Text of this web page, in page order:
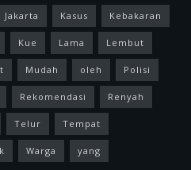
Jakarta Kasus Kebakaran
Kue Lama Lembut
Mudah oleh Polisi
Rekomendasi Renyah
Telur Tempat
Warga yang